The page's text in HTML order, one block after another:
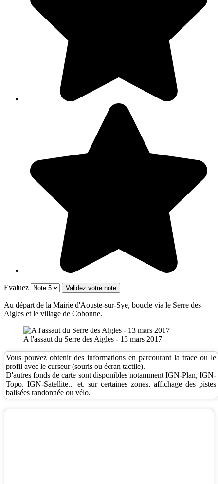
Evaluez
Au départ de la Mairie d'Aouste-sur-Sye, boucle via le Serre des
Aigles et le village de Cobonne.
A l'assaut du Serre des Aigles - 13 mars 2017
Vous pouvez obtenir des informations en parcourant la trace ou le
profil avec le curseur (souris ou écran tactile).
D'autres fonds de carte sont disponibles notamment IGN-Plan, IGN-
Topo, IGN-Satellite... et, sur certaines zones, affichage des pistes
balisées randonnée ou vélo.